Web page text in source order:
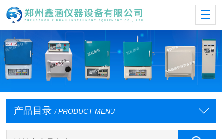
产品目录 / PRODUCT MENU